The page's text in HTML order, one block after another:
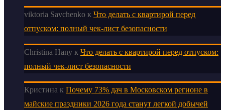
viktoria Savchenko к Что делать с квартирой перед
отпуском: полный чек-лист безопасности
Christina Hany к Что делать с квартирой перед отпуском:
полный чек-лист безопасности
Кристина к Почему 73% дач в Московском регионе в
майские праздники 2026 года станут легкой добычей